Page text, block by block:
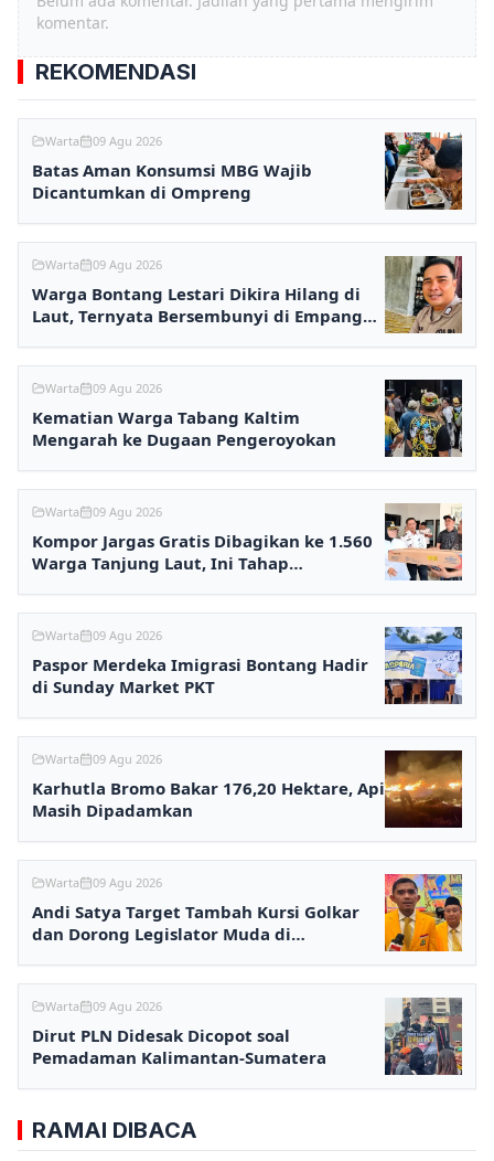
komentar.
REKOMENDASI
Warta 09 Agu 2026
Batas Aman Konsumsi MBG Wajib
Dicantumkan di Ompreng
Warta 09 Agu 2026
Warga Bontang Lestari Dikira Hilang di
Laut, Ternyata Bersembunyi di Empang
Warta 09 Agu 2026
Kematian Warga Tabang Kaltim
Mengarah ke Dugaan Pengeroyokan
Warta 09 Agu 2026
Kompor Jargas Gratis Dibagikan ke 1.560
Warga Tanjung Laut, Ini Tahap
Warta 09 Agu 2026
Paspor Merdeka Imigrasi Bontang Hadir
di Sunday Market PKT
Warta 09 Agu 2026
Karhutla Bromo Bakar 176,20 Hektare, Api
Masih Dipadamkan
Warta 09 Agu 2026
Andi Satya Target Tambah Kursi Golkar
dan Dorong Legislator Muda di
Warta 09 Agu 2026
Dirut PLN Didesak Dicopot soal
Pemadaman Kalimantan-Sumatera
RAMAI DIBACA